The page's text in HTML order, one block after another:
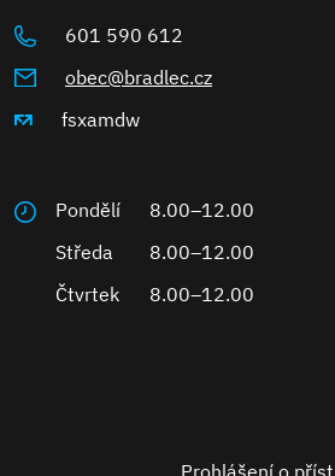
601 590 612
obec@bradlec.cz
fsxamdw
Pondělí 8.00–12.00
Středa
8.00–12.00
Čtvrtek
8.00–12.00